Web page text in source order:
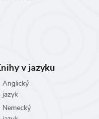
v jazyku
Anglický
jazyk
Nemecký